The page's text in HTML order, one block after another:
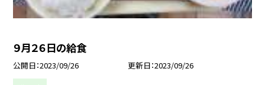
９月２６日の給食
公開日 2023/09/26 更新日 2023/09/26